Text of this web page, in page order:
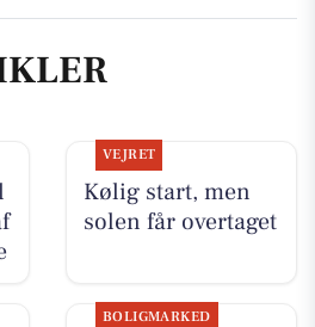
VEJRET
Kølig start, men
solen får overtaget
BOLIGMARKED